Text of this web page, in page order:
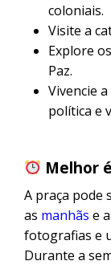
coloniais.
Visite a
Explore
Paz.
Vivencie
política e
Melhor
A praça pode
as manhãs e
fotografias e
Durante a